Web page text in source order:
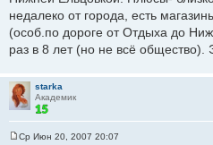
е
н
е
недалеко от города, есть
(особ.по дороге от Отдыха до
раз в 8 лет (но не всё
starka
Академик
Ср Июн 20, 2007 20:07